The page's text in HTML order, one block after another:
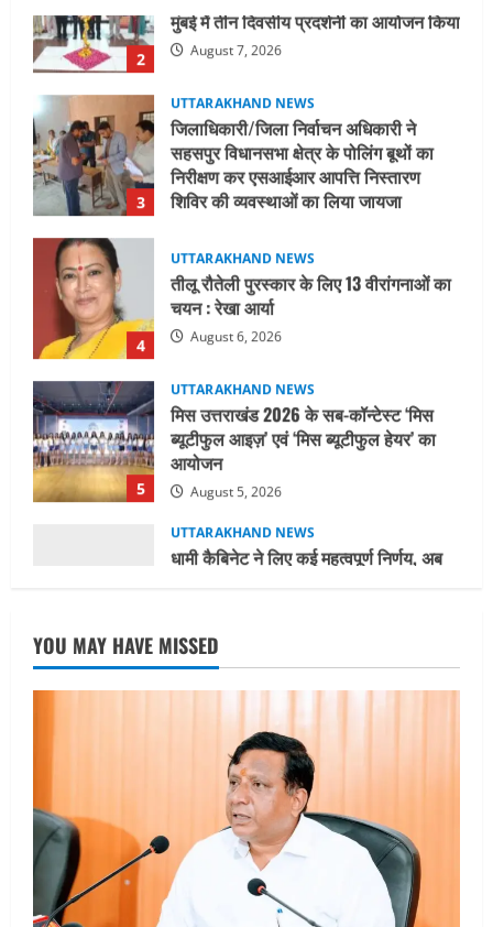
3
UTTARAKHAND NEWS
जिलाधिकारी/जिला निर्वाचन अधिकारी ने
निरीक्षण कर एसआईआर आपत्ति निस्तारण
शिविर की व्यवस्थाओं का लिया जायजा
August 6, 2026
UTTARAKHAND NEWS
तीलू रौतेली पुरस्कार के लिए 13 वीरांगनाओं का
August 6, 2026
5
UTTARAKHAND NEWS
मिस उत्तराखंड 2026 के सब-कॉन्टेस्ट ‘मिस
आयोजन
August 5, 2026
UTTARAKHAND NEWS
धामी कैबिनेट ने लिए कई महत्वपूर्ण निर्णय, अब
सामान्य वर्ग के पशुपालकों को भी गाय एवं भैंस
खरीद पर मिलेगा अनुदान, मजदूरी संहिता
नियमावली-2026 को मिली मंजूरी
2
नाबार्ड ने राष्ट्रीय हथकरघा दिवस के अवसर पर
मुंबई में तीन दिवसीय प्रदर्शनी का आयोजन किया
August 7, 2026
3
UTTARAKHAND NEWS
जिलाधिकारी/जिला निर्वाचन अधिकारी ने
सहसपुर विधानसभा क्षेत्र के पोलिंग बूथों का
निरीक्षण कर एसआईआर आपत्ति निस्तारण
शिविर की व्यवस्थाओं का लिया जायजा
August 6, 2026
UTTARAKHAND NEWS
तीलू रौतेली पुरस्कार के लिए 13 वीरांगनाओं का
YOU MAY HAVE MISSED